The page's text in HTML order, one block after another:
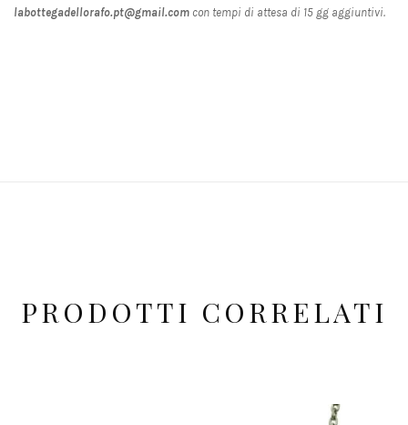
labottegadellorafo.pt@gmail.com con tempi di attesa di 15 gg aggiuntivi.
PRODOTTI CORRELATI